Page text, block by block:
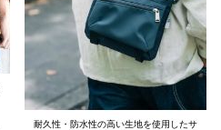
耐久性・防水性の高い生地を使用したサ